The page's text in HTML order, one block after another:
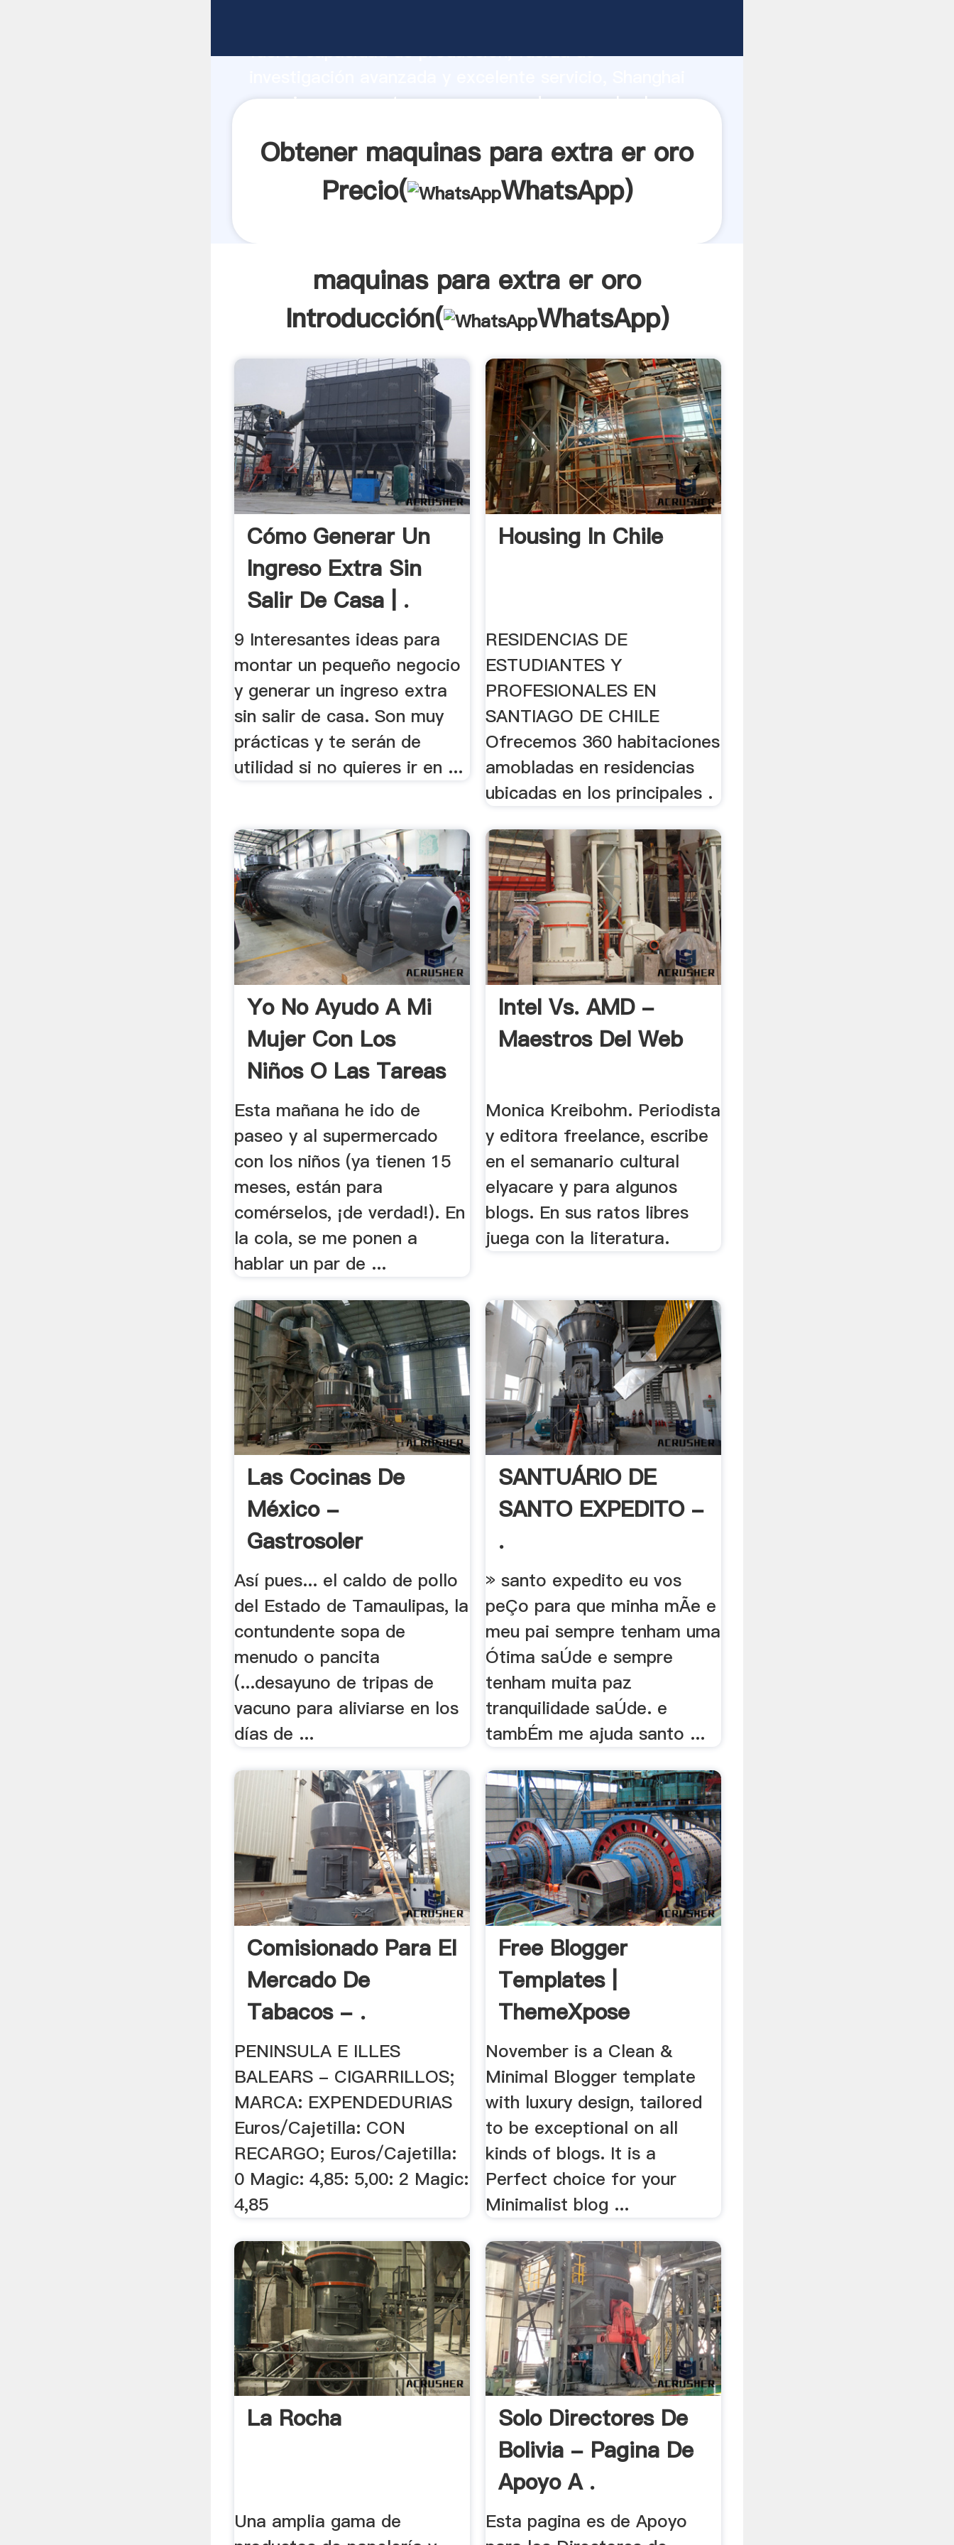
fuerte capacidad de producción, fuerza de
maquinas para extra er oro proveedor crea el valor y
Obtener maquinas para extra er oro
Precio(
WhatsApp)
maquinas para extra er oro
Introducción(
WhatsApp)
Cómo Generar Un
Ingreso Extra Sin
Salir De Casa | .
9 Interesantes ideas para
montar un pequeño negocio
y generar un ingreso extra
sin salir de casa. Son muy
prácticas y te serán de
utilidad si no quieres ir en ...
Housing In Chile
RESIDENCIAS DE
ESTUDIANTES Y
PROFESIONALES EN
SANTIAGO DE CHILE
Ofrecemos 360 habitaciones
amobladas en residencias
ubicadas en los principales .
Yo No Ayudo A Mi
Mujer Con Los
Niños O Las Tareas
.
Esta mañana he ido de
paseo y al supermercado
con los niños (ya tienen 15
meses, están para
comérselos, ¡de verdad!). En
la cola, se me ponen a
hablar un par de ...
Intel Vs. AMD -
Maestros Del Web
Monica Kreibohm. Periodista
y editora freelance, escribe
en el semanario cultural
elyacare y para algunos
blogs. En sus ratos libres
juega con la literatura.
Las Cocinas De
México -
Gastrosoler
Así pues... el caldo de pollo
del Estado de Tamaulipas, la
contundente sopa de
menudo o pancita
(...desayuno de tripas de
vacuno para aliviarse en los
días de ...
SANTUÁRIO DE
SANTO EXPEDITO -
.
» santo expedito eu vos
peÇo para que minha mÃe e
meu pai sempre tenham uma
Ótima saÚde e sempre
tenham muita paz
tranquilidade saÚde. e
tambÉm me ajuda santo ...
Comisionado Para El
Mercado De
Tabacos - .
PENINSULA E ILLES
BALEARS - CIGARRILLOS;
MARCA: EXPENDEDURIAS
Euros/Cajetilla: CON
RECARGO; Euros/Cajetilla:
0 Magic: 4,85: 5,00: 2 Magic:
4,85
Free Blogger
Templates |
ThemeXpose
November is a Clean &
Minimal Blogger template
with luxury design, tailored
to be exceptional on all
kinds of blogs. It is a
Perfect choice for your
Minimalist blog ...
La Rocha
Una amplia gama de
Solo Directores De
Bolivia - Pagina De
Apoyo A .
Esta pagina es de Apoyo